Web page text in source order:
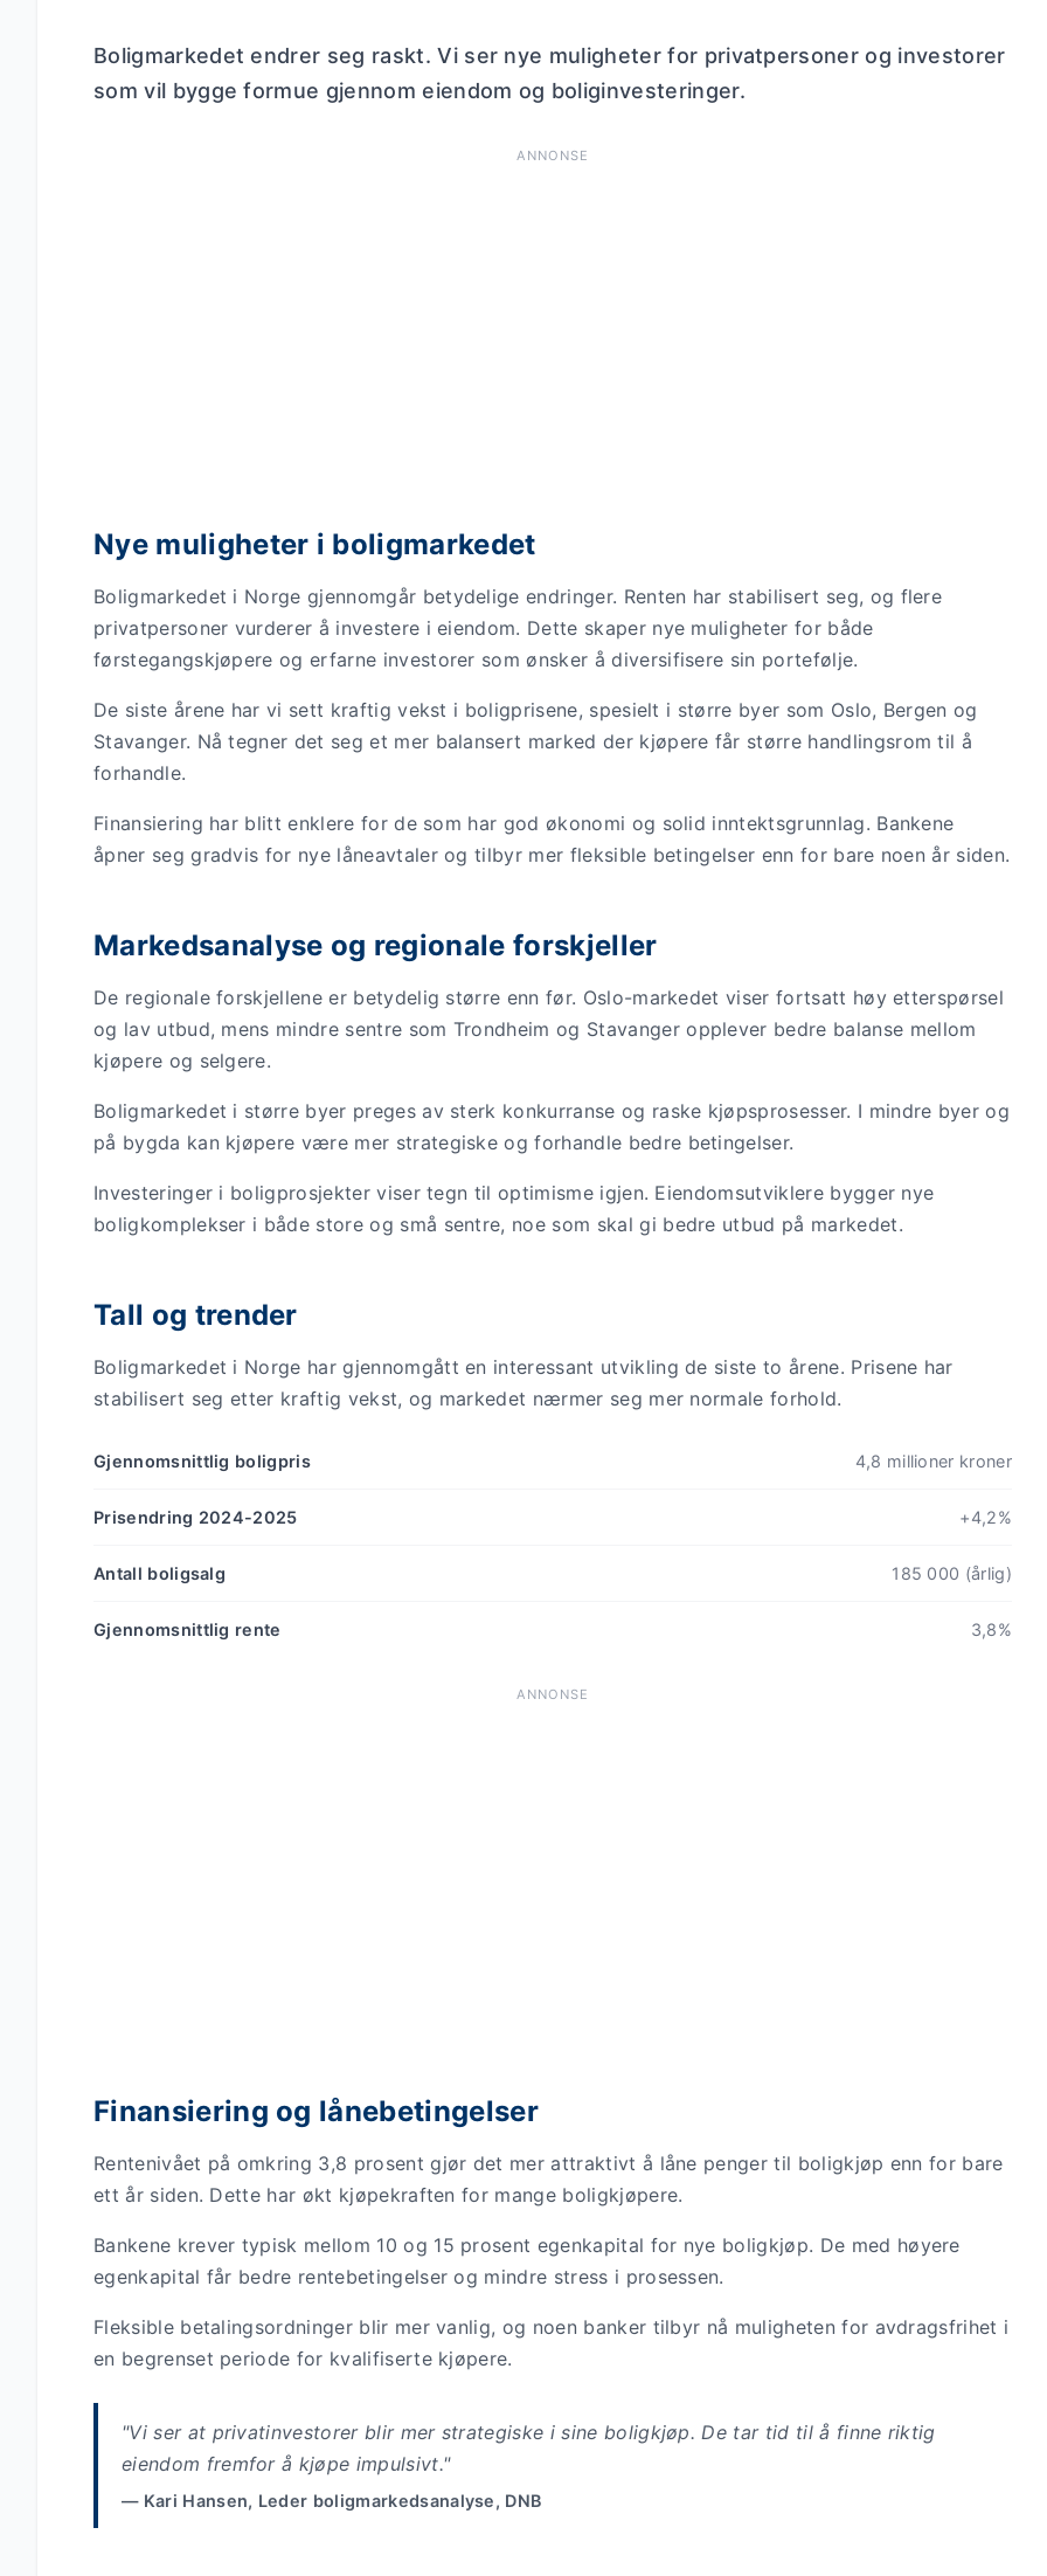
Boligmarkedet endrer seg raskt. Vi ser nye muligheter for privatpersoner og investorer
som vil bygge formue gjennom eiendom og boliginvesteringer.
ANNONSE
Nye muligheter i boligmarkedet
Boligmarkedet i Norge gjennomgår betydelige endringer. Renten har stabilisert seg, og flere
privatpersoner vurderer å investere i eiendom. Dette skaper nye muligheter for både
førstegangskjøpere og erfarne investorer som ønsker å diversifisere sin portefølje.
De siste årene har vi sett kraftig vekst i boligprisene, spesielt i større byer som Oslo, Bergen og
Stavanger. Nå tegner det seg et mer balansert marked der kjøpere får større handlingsrom til å
forhandle.
Finansiering har blitt enklere for de som har god økonomi og solid inntektsgrunnlag. Bankene
åpner seg gradvis for nye låneavtaler og tilbyr mer fleksible betingelser enn for bare noen år siden.
Markedsanalyse og regionale forskjeller
De regionale forskjellene er betydelig større enn før. Oslo-markedet viser fortsatt høy etterspørsel
og lav utbud, mens mindre sentre som Trondheim og Stavanger opplever bedre balanse mellom
kjøpere og selgere.
Boligmarkedet i større byer preges av sterk konkurranse og raske kjøpsprosesser. I mindre byer og
på bygda kan kjøpere være mer strategiske og forhandle bedre betingelser.
Investeringer i boligprosjekter viser tegn til optimisme igjen. Eiendomsutviklere bygger nye
boligkomplekser i både store og små sentre, noe som skal gi bedre utbud på markedet.
Tall og trender
Boligmarkedet i Norge har gjennomgått en interessant utvikling de siste to årene. Prisene har
stabilisert seg etter kraftig vekst, og markedet nærmer seg mer normale forhold.
Gjennomsnittlig boligpris 4,8 millioner kroner
Prisendring 2024-2025 +4,2%
Antall boligsalg 185 000 (årlig)
Gjennomsnittlig rente 3,8%
ANNONSE
Finansiering og lånebetingelser
Rentenivået på omkring 3,8 prosent gjør det mer attraktivt å låne penger til boligkjøp enn for bare
ett år siden. Dette har økt kjøpekraften for mange boligkjøpere.
Bankene krever typisk mellom 10 og 15 prosent egenkapital for nye boligkjøp. De med høyere
egenkapital får bedre rentebetingelser og mindre stress i prosessen.
Fleksible betalingsordninger blir mer vanlig, og noen banker tilbyr nå muligheten for avdragsfrihet i
en begrenset periode for kvalifiserte kjøpere.
"Vi ser at privatinvestorer blir mer strategiske i sine boligkjøp. De tar tid til å finne riktig
eiendom fremfor å kjøpe impulsivt."
— Kari Hansen, Leder boligmarkedsanalyse, DNB